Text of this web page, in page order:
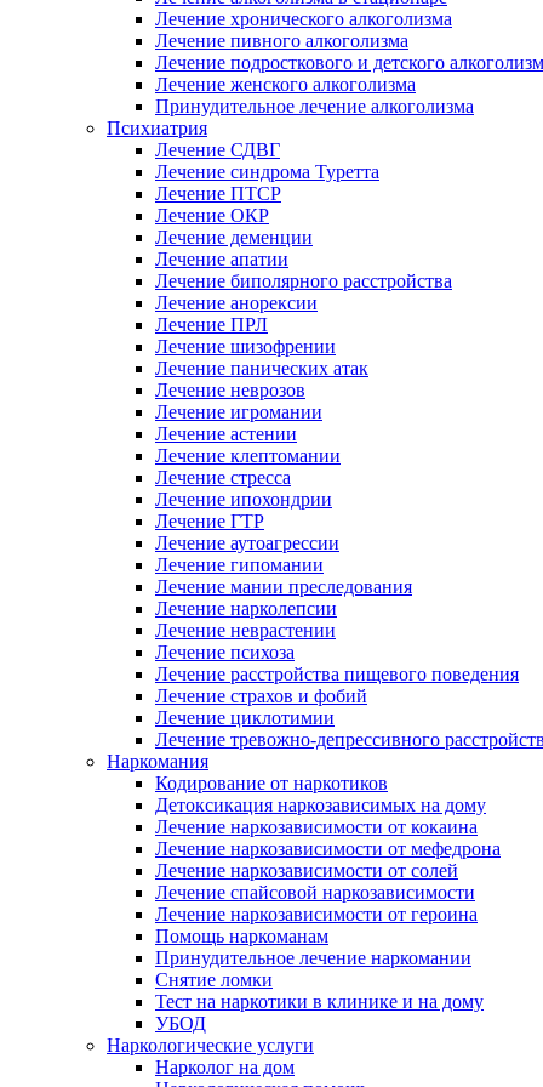
Лечение хронического алкоголизма
Лечение пивного алкоголизма
Лечение подросткового и детского
Лечение женского алкоголизма
Принудительное лечение алкоголизма
Психиатрия
Лечение СДВГ
Лечение синдрома Туретта
Лечение ПТСР
Лечение ОКР
Лечение деменции
Лечение апатии
Лечение биполярного расстройства
Лечение анорексии
Лечение ПРЛ
Лечение шизофрении
Лечение панических атак
Лечение неврозов
Лечение игромании
Лечение астении
Лечение клептомании
Лечение стресса
Лечение ипохондрии
Лечение ГТР
Лечение аутоагрессии
Лечение гипомании
Лечение мании преследования
Лечение нарколепсии
Лечение неврастении
Лечение психоза
Лечение расстройства пищевого поведения
Лечение страхов и фобий
Лечение циклотимии
Лечение тревожно-депрессивного
Наркомания
Кодирование от наркотиков
Детоксикация наркозависимых на дому
Лечение наркозависимости от кокаина
Лечение наркозависимости от мефедрона
Лечение наркозависимости от солей
Лечение спайсовой наркозависимости
Лечение наркозависимости от героина
Помощь наркоманам
Принудительное лечение наркомании
Снятие ломки
Тест на наркотики в клинике и на дому
УБОД
Наркологические услуги
Нарколог на дом